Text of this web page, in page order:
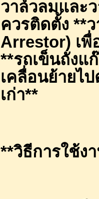
วาล์วลมและ
ควรติดตั้ง **
Arrestor) เ
**รถเข็นถังแ
เคลื่อนย้ายไ
เก่า**
**วิธีการใช้ง